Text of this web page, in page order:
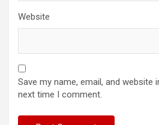
Website
Save my name, email, and
next time I comment.